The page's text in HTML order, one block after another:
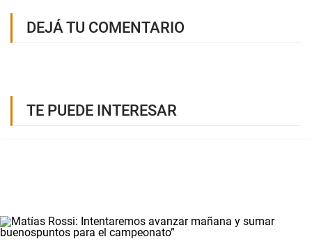
DEJÁ TU COMENTARIO
TE PUEDE INTERESAR